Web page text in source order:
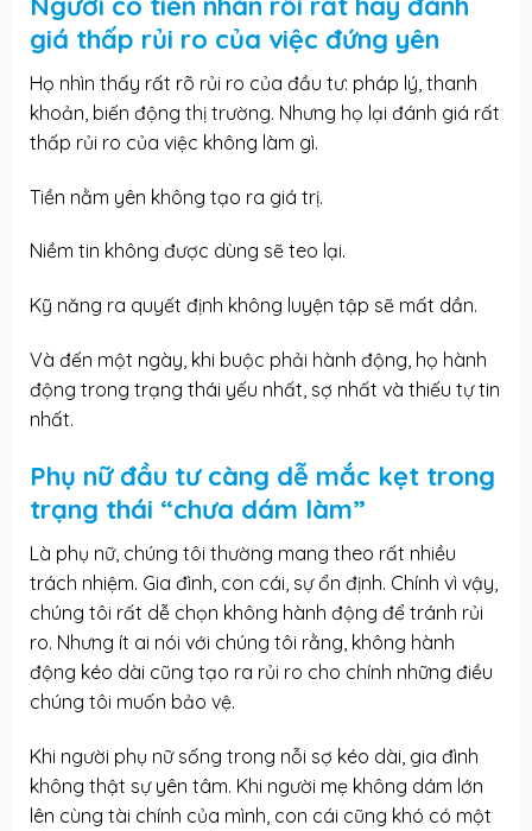
giá thấp rủi ro của việc đứng yên
Họ nhìn thấy rất rõ rủi ro của đầu tư: pháp lý, thanh
khoản, biến động thị trường. Nhưng họ lại đánh giá rất
thấp rủi ro của việc không làm gì.
Tiền nằm yên không tạo ra giá trị.
Niềm tin không được dùng sẽ teo lại.
Kỹ năng ra quyết định không luyện tập sẽ mất dần.
Và đến một ngày, khi buộc phải hành động, họ hành
động trong trạng thái yếu nhất, sợ nhất và thiếu tự tin
nhất.
Phụ nữ đầu tư càng dễ mắc kẹt trong
trạng thái “chưa dám làm”
Là phụ nữ, chúng tôi thường mang theo rất nhiều
trách nhiệm. Gia đình, con cái, sự ổn định. Chính vì vậy,
chúng tôi rất dễ chọn không hành động để tránh rủi
ro. Nhưng ít ai nói với chúng tôi rằng, không hành
động kéo dài cũng tạo ra rủi ro cho chính những điều
chúng tôi muốn bảo vệ.
Khi người phụ nữ sống trong nỗi sợ kéo dài, gia đình
không thật sự yên tâm. Khi người mẹ không dám lớn
lên cùng tài chính của mình, con cái cũng khó có một